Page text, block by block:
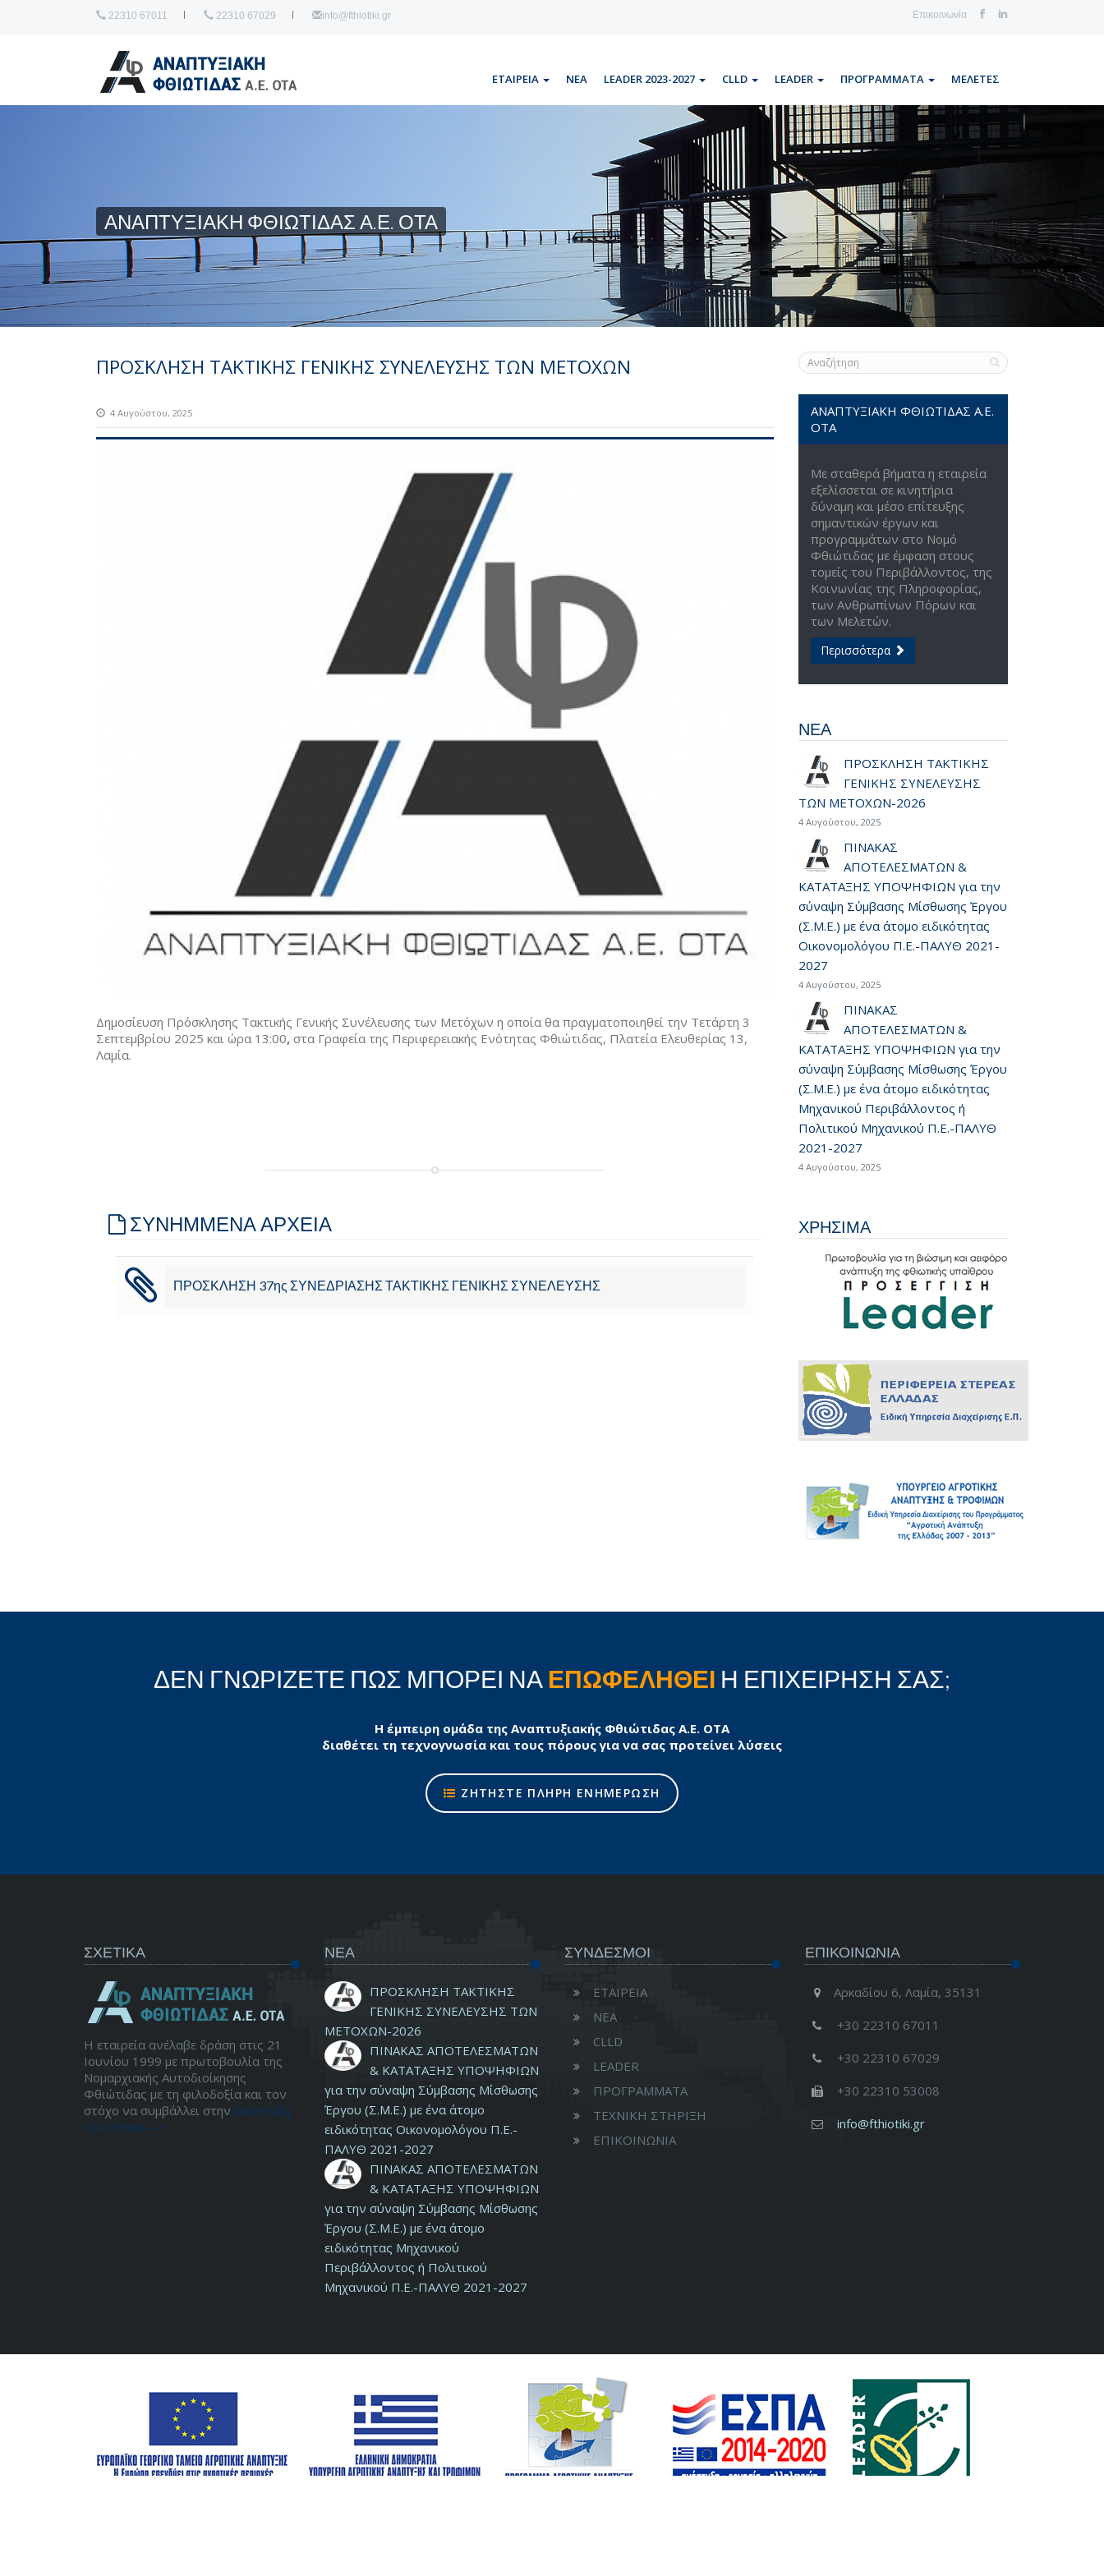
22310 67011 22310 67029 info@fthiotiki.gr Επικοινωνία
ΕΤΑΙΡΕΙΑ ΝΕΑ LEADER 2023-2027 CLLD LEADER ΠΡΟΓΡΑΜΜΑΤΑ ΜΕΛΕΤΕΣ
ΑΝΑΠΤΥΞΙΑΚΗ ΦΘΙΩΤΙΔΑΣ Α.Ε. ΟΤΑ
ΠΡΟΣΚΛΗΣΗ ΤΑΚΤΙΚΗΣ ΓΕΝΙΚΗΣ ΣΥΝΕΛΕΥΣΗΣ ΤΩΝ ΜΕΤΟΧΩΝ
4 Αυγούστου, 2025
Δημοσίευση Πρόσκλησης Τακτικής Γενικής Συνέλευσης των Μετόχων η οποία θα πραγματοποιηθεί την Τετάρτη 3
Σεπτεμβρίου 2025 και ώρα 13:00, στα Γραφεία της Περιφερειακής Ενότητας Φθιώτιδας, Πλατεία Ελευθερίας 13,
Λαμία.
ΣΥΝΗΜΜΕΝΑ ΑΡΧΕΙΑ
ΠΡΟΣΚΛΗΣΗ 37ης ΣΥΝΕΔΡΙΑΣΗΣ ΤΑΚΤΙΚΗΣ ΓΕΝΙΚΗΣ ΣΥΝΕΛΕΥΣΗΣ
ΑΝΑΠΤΥΞΙΑΚΗ ΦΘΙΩΤΙΔΑΣ Α.Ε.
ΟΤΑ
Με σταθερά βήματα η εταιρεία
εξελίσσεται σε κινητήρια
δύναμη και μέσο επίτευξης
σημαντικών έργων και
προγραμμάτων στο Νομό
Φθιώτιδας με έμφαση στους
τομείς του Περιβάλλοντος, της
Κοινωνίας της Πληροφορίας,
των Ανθρωπίνων Πόρων και
των Μελετών.
Περισσότερα
ΝΕΑ
ΠΡΟΣΚΛΗΣΗ ΤΑΚΤΙΚΗΣ
ΓΕΝΙΚΗΣ ΣΥΝΕΛΕΥΣΗΣ
ΤΩΝ ΜΕΤΟΧΩΝ-2026
4 Αυγούστου, 2025
ΠΙΝΑΚΑΣ
ΑΠΟΤΕΛΕΣΜΑΤΩΝ &
ΚΑΤΑΤΑΞΗΣ ΥΠΟΨΗΦΙΩΝ για την
σύναψη Σύμβασης Μίσθωσης Έργου
(Σ.Μ.Ε.) με ένα άτομο ειδικότητας
Οικονομολόγου Π.Ε.-ΠΑΛΥΘ 2021-
2027
4 Αυγούστου, 2025
ΠΙΝΑΚΑΣ
ΑΠΟΤΕΛΕΣΜΑΤΩΝ &
ΚΑΤΑΤΑΞΗΣ ΥΠΟΨΗΦΙΩΝ για την
σύναψη Σύμβασης Μίσθωσης Έργου
(Σ.Μ.Ε.) με ένα άτομο ειδικότητας
Μηχανικού Περιβάλλοντος ή
Πολιτικού Μηχανικού Π.Ε.-ΠΑΛΥΘ
2021-2027
4 Αυγούστου, 2025
ΧΡΗΣΙΜΑ
ΔΕΝ ΓΝΩΡΙΖΕΤΕ ΠΩΣ ΜΠΟΡΕΙ ΝΑ ΕΠΩΦΕΛΗΘΕΙ Η ΕΠΙΧΕΙΡΗΣΗ ΣΑΣ;
Η έμπειρη ομάδα της Αναπτυξιακής Φθιώτιδας Α.Ε. ΟΤΑ
διαθέτει τη τεχνογνωσία και τους πόρους για να σας προτείνει λύσεις
ΖΗΤΗΣΤΕ ΠΛΗΡΗ ΕΝΗΜΕΡΩΣΗ
ΣΧΕΤΙΚΑ
Η εταιρεία ανέλαβε δράση στις 21
Ιουνίου 1999 με πρωτοβουλία της
Νομαρχιακής Αυτοδιοίκησης
Φθιώτιδας με τη φιλοδοξία και τον
στόχο να συμβάλλει στην ανάπτυξη
του τόπου -->
ΝΕΑ
ΠΡΟΣΚΛΗΣΗ ΤΑΚΤΙΚΗΣ
ΓΕΝΙΚΗΣ ΣΥΝΕΛΕΥΣΗΣ ΤΩΝ
ΜΕΤΟΧΩΝ-2026
ΠΙΝΑΚΑΣ ΑΠΟΤΕΛΕΣΜΑΤΩΝ
& ΚΑΤΑΤΑΞΗΣ ΥΠΟΨΗΦΙΩΝ
για την σύναψη Σύμβασης Μίσθωσης
Έργου (Σ.Μ.Ε.) με ένα άτομο
ειδικότητας Οικονομολόγου Π.Ε.-
ΠΑΛΥΘ 2021-2027
ΠΙΝΑΚΑΣ ΑΠΟΤΕΛΕΣΜΑΤΩΝ
& ΚΑΤΑΤΑΞΗΣ ΥΠΟΨΗΦΙΩΝ
για την σύναψη Σύμβασης Μίσθωσης
Έργου (Σ.Μ.Ε.) με ένα άτομο
ειδικότητας Μηχανικού
Περιβάλλοντος ή Πολιτικού
Μηχανικού Π.Ε.-ΠΑΛΥΘ 2021-2027
ΣΥΝΔΕΣΜΟΙ
ΕΤΑΙΡΕΙΑ
ΝΕΑ
CLLD
LEADER
ΠΡΟΓΡΑΜΜΑΤΑ
ΤΕΧΝΙΚΗ ΣΤΗΡΙΞΗ
ΕΠΙΚΟΙΝΩΝΙΑ
ΕΠΙΚΟΙΝΩΝΊΑ
Αρκαδίου 6, Λαμία, 35131
+30 22310 67011
+30 22310 67029
+30 22310 53008
info@fthiotiki.gr